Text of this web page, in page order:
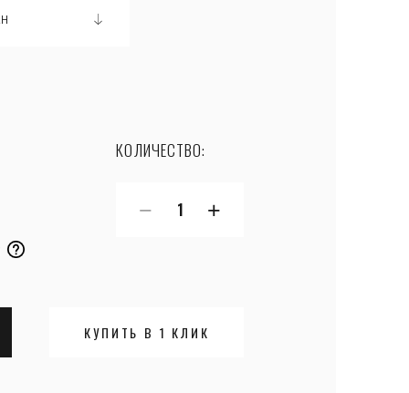
КОЛИЧЕСТВО:
− +
КУПИТЬ В 1 КЛИК